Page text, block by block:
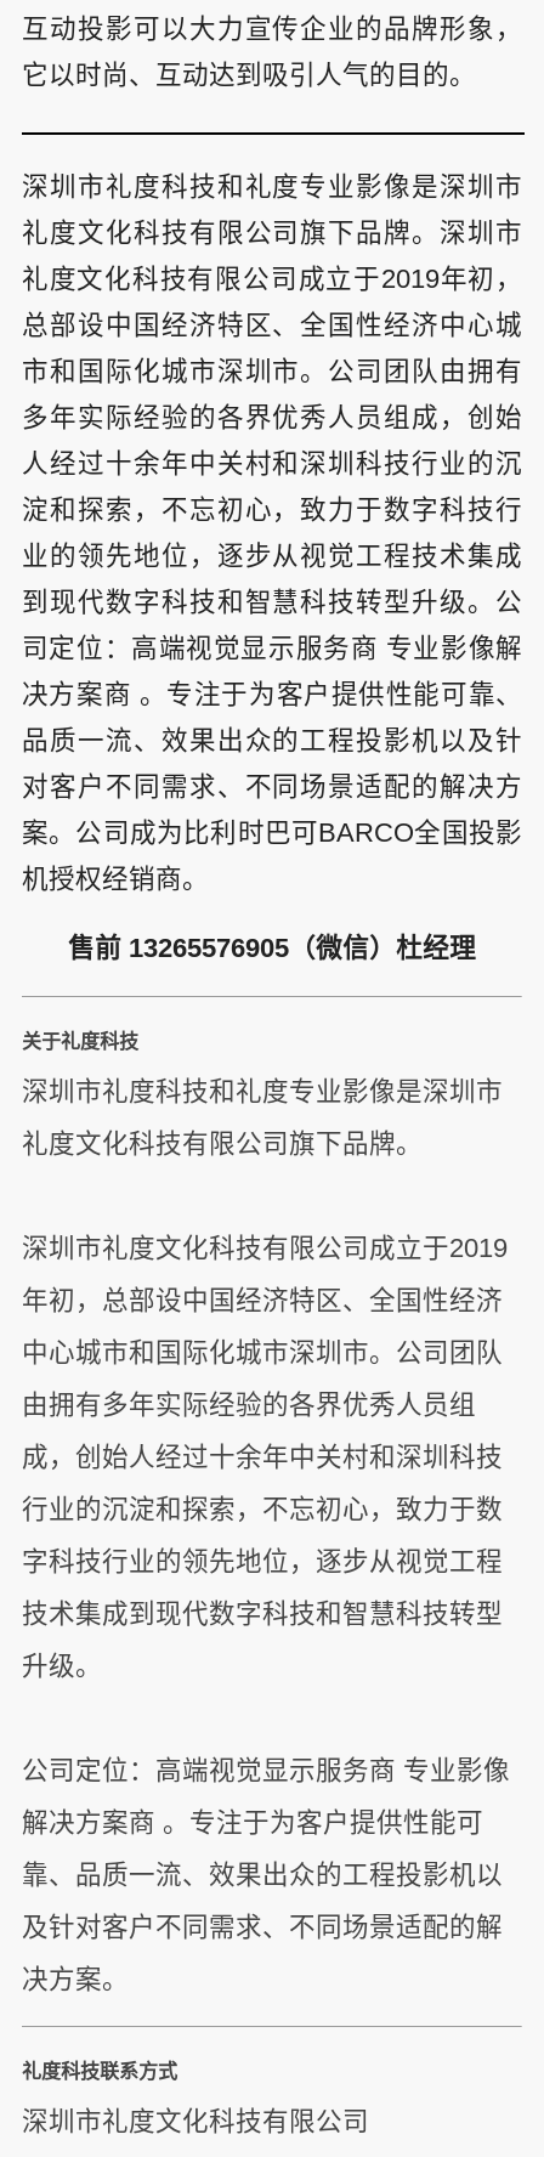
互动投影可以大力宣传企业的品牌形象，
它以时尚、互动达到吸引人气的目的。
深圳市礼度科技和礼度专业影像是深圳市
礼度文化科技有限公司旗下品牌。深圳市
礼度文化科技有限公司成立于2019年初，
总部设中国经济特区、全国性经济中心城
市和国际化城市深圳市。公司团队由拥有
多年实际经验的各界优秀人员组成，创始
人经过十余年中关村和深圳科技行业的沉
淀和探索，不忘初心，致力于数字科技行
业的领先地位，逐步从视觉工程技术集成
到现代数字科技和智慧科技转型升级。公
司定位：高端视觉显示服务商 专业影像解
决方案商 。专注于为客户提供性能可靠、
品质一流、效果出众的工程投影机以及针
对客户不同需求、不同场景适配的解决方
案。公司成为比利时巴可BARCO全国投影
机授权经销商。
售前 13265576905（微信）杜经理
关于礼度科技
深圳市礼度科技和礼度专业影像是深圳市
礼度文化科技有限公司旗下品牌。
深圳市礼度文化科技有限公司成立于2019
年初，总部设中国经济特区、全国性经济
中心城市和国际化城市深圳市。公司团队
由拥有多年实际经验的各界优秀人员组
成，创始人经过十余年中关村和深圳科技
行业的沉淀和探索，不忘初心，致力于数
字科技行业的领先地位，逐步从视觉工程
技术集成到现代数字科技和智慧科技转型
升级。
公司定位：高端视觉显示服务商 专业影像
解决方案商 。专注于为客户提供性能可
靠、品质一流、效果出众的工程投影机以
及针对客户不同需求、不同场景适配的解
决方案。
礼度科技联系方式
深圳市礼度文化科技有限公司